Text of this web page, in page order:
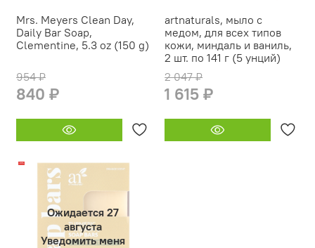
Mrs. Meyers Clean Day,
Daily Bar Soap,
Clementine, 5.3 oz (150 g)
954 ₽
840 ₽
artnaturals, мыло с
медом, для всех типов
кожи, миндаль и ваниль,
2 шт. по 141 г (5 унций)
2 047 ₽
1 615 ₽
Ожидается 27
августа
Уведомить меня
-19%